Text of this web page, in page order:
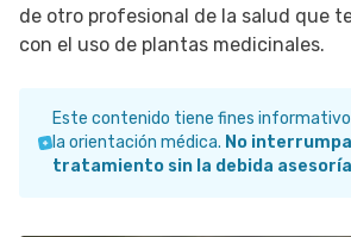
de otro profesional de la salud que
con el uso de plantas medicinales.
Este contenido tiene fines
la orientación médica. No
tratamiento sin la debida